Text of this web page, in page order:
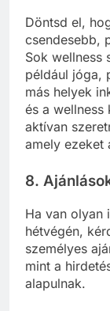
Döntsd el,
csendesebb,
Sok wellness
például jóga,
más helyek
és a wellness
aktívan
amely ezeket
8.
Ha van olyan
hétvégén,
személyes
mint a
alapulnak.